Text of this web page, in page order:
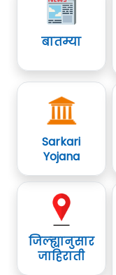
बातम्या
Sarkari
Yojana
जिल्ह्यानुसार
जाहिराती